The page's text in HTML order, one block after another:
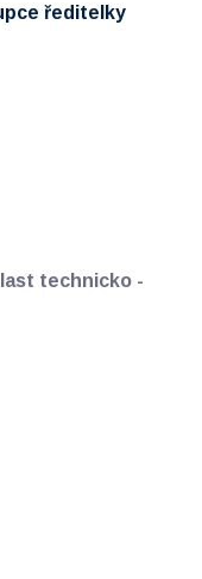
ředitelky
technicko -